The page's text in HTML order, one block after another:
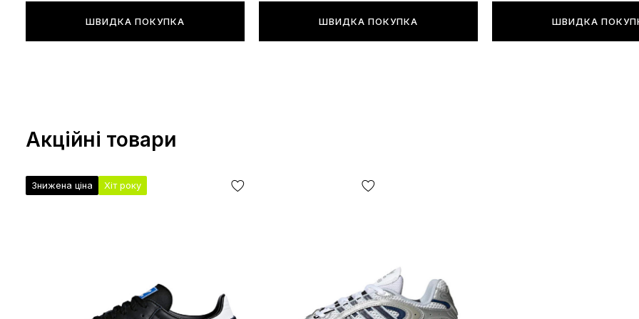
ШВИДКА ПОКУПКА ШВИДКА ПОКУПКА ШВИДКА
Акційні товари
Знижена ціна Хіт року